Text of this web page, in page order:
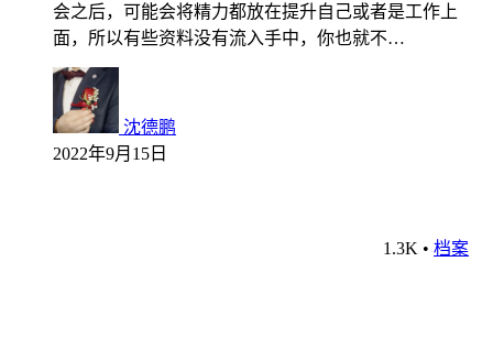
会之后，可能会将精力都放在提升自己或者是工作上
面，所以有些资料没有流入手中，你也就不…
沈德鹏
2022年9月15日
1.3K • 档案